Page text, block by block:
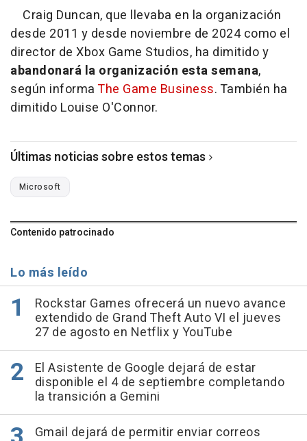
Craig Duncan, que llevaba en la organización
desde 2011 y desde noviembre de 2024 como el
director de Xbox Game Studios, ha dimitido y
abandonará la organización esta semana,
según informaThe Game Business. También ha
dimitido Louise O'Connor.
Últimas noticias sobre estos temas
Microsoft
Contenido patrocinado
Lo más leído
Rockstar Games ofrecerá un nuevo avance
extendido de Grand Theft Auto VI el jueves
27 de agosto en Netflix y YouTube
El Asistente de Google dejará de estar
disponible el 4 de septiembre completando
la transición a Gemini
Gmail dejará de permitir enviar correos